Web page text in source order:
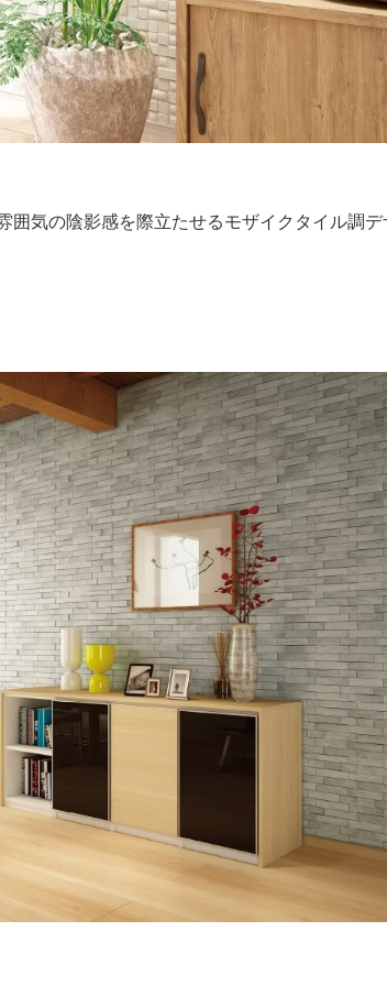
囲気の陰影感を際立たせるモザイクタイル調デ